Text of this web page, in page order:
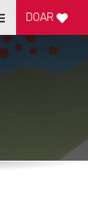
Alternar
de
navegação
DOAR